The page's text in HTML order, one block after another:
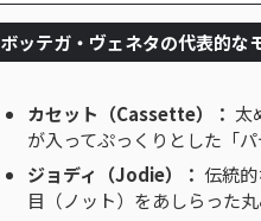
ボッテガ・ヴェネタの代表的な
カセット（Cassette）： 太
が入ってぷっくりとした「
ジョディ（Jodie）： 伝統
目（ノット）をあしらった